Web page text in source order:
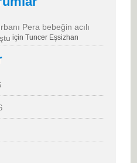
Pera bebeğin acılı
için Tuncer Eşsizhan